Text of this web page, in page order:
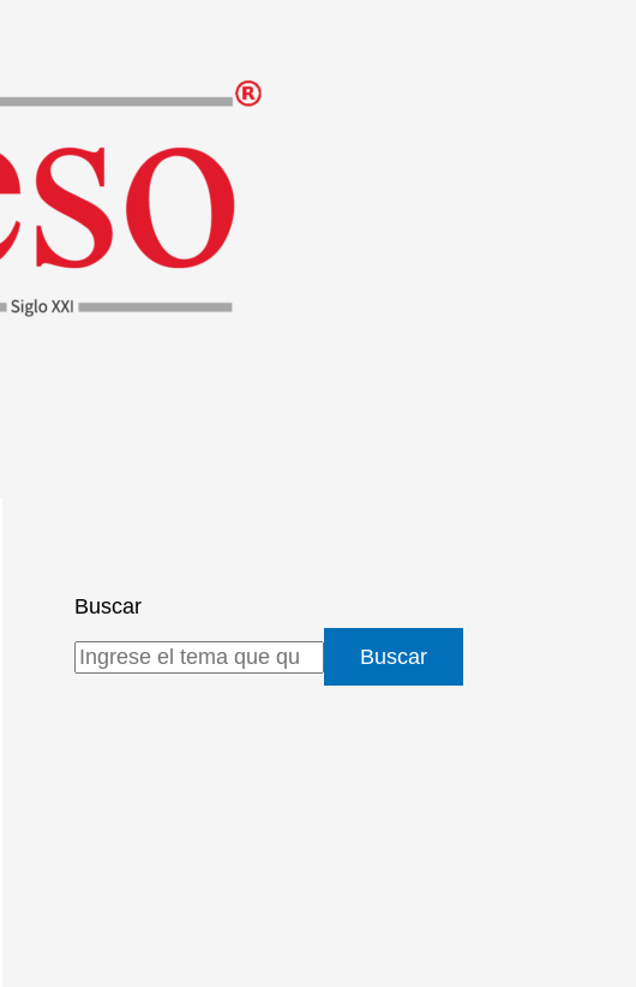
Buscar
Buscar